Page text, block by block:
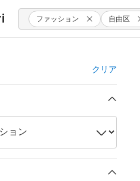
ファッション 自由区
クリア